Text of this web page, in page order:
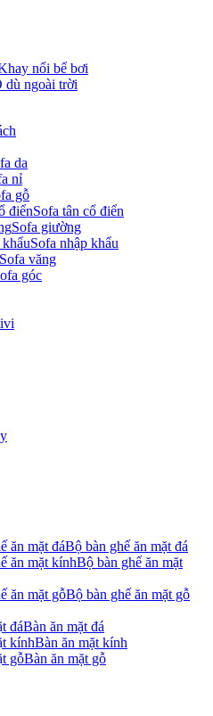
nổi bể bơi
dù ngoài trời
da
nỉ
gỗ
Sofa tân cổ điển
Sofa giường
Sofa nhập khẩu
Sofa văng
góc
Bộ bàn ghế ăn mặt đá
Bộ bàn ghế ăn mặt
Bộ bàn ghế ăn mặt gỗ
Bàn ăn mặt đá
Bàn ăn mặt kính
Bàn ăn mặt gỗ